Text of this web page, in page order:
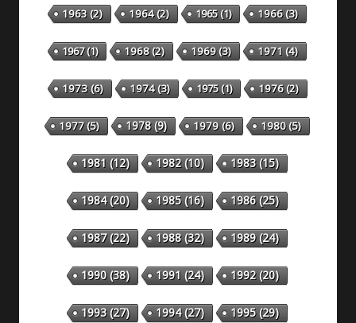
1963(2) 1964(2) 1965(1) 1966(3)
1967(1) 1968(2) 1969(3) 1971 (4)
1973(6) 1974(3) 1975(1) 1976(2)
1977(5) 1978(9) 1979(6) 1980(5)
1981 (12) 1982(10) 1983(15)
1984(20) 1985(16) 1986(25)
1987(22) 1988(32) 1989(24)
1990(38) 1991 (24) 1992(20)
1993(27) 1994(27) 1995(29)